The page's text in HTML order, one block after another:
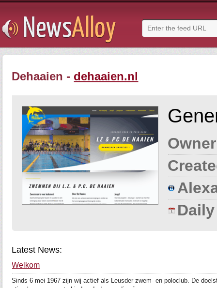
Dehaaien - dehaaien.nl
Latest News:
Welkom
Sinds 6 mei 1967 zijn wij actief als Leusder zwem- en poloclub. De